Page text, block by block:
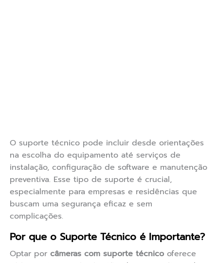
O suporte técnico pode incluir desde orientações
na escolha do equipamento até serviços de
instalação, configuração de software e manutenção
preventiva. Esse tipo de suporte é crucial,
especialmente para empresas e residências que
buscam uma segurança eficaz e sem
complicações.
Por que o Suporte Técnico é Importante?
Optar por câmeras com suporte técnico oferece